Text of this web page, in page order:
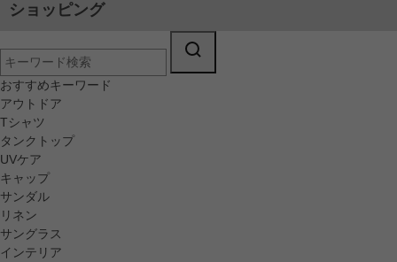
ショッピング
おすすめキーワード
アウトドア
Tシャツ
タンクトップ
UVケア
キャップ
サンダル
リネン
サングラス
インテリア